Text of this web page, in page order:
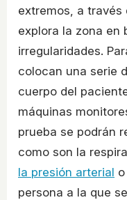
extremos, a través
explora la zona en
irregularidades.
colocan una serie
cuerpo del
máquinas
prueba se podrán
como son la
la presión arterial
persona a la que